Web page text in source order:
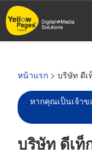
ข้าม
ไป
หน้าแรก > บริษัท ดี
หากคุณเป็นเจ้าข
บริษัท ดีเท็